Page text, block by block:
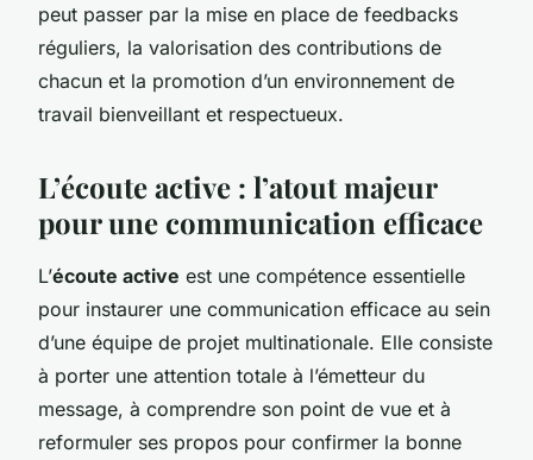
peut passer par la mise en place de feedbacks
réguliers, la valorisation des contributions de
chacun et la promotion d’un environnement de
travail bienveillant et respectueux.
L’écoute active : l’atout majeur
pour une communication efficace
L’écoute active est une compétence essentielle
pour instaurer une communication efficace au sein
d’une équipe de projet multinationale. Elle consiste
à porter une attention totale à l’émetteur du
message, à comprendre son point de vue et à
reformuler ses propos pour confirmer la bonne